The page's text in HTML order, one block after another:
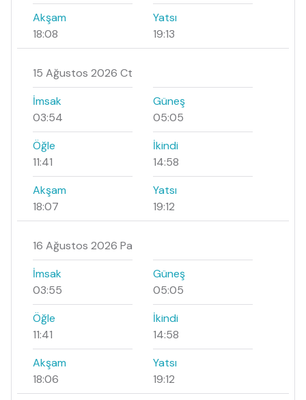
Akşam
18:08
Yatsı
19:13
15 Ağustos 2026 Ct
İmsak
03:54
Güneş
05:05
Öğle
11:41
İkindi
14:58
Akşam
18:07
Yatsı
19:12
16 Ağustos 2026 Pa
İmsak
03:55
Güneş
05:05
Öğle
11:41
İkindi
14:58
Akşam
18:06
Yatsı
19:12